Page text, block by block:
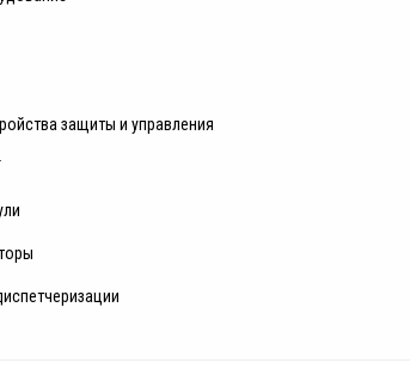
защиты и управления